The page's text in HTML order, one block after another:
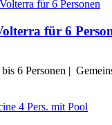
für 6
6 Personen |